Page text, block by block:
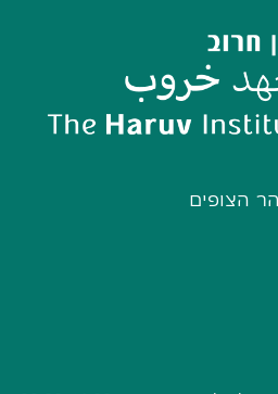
הצופים